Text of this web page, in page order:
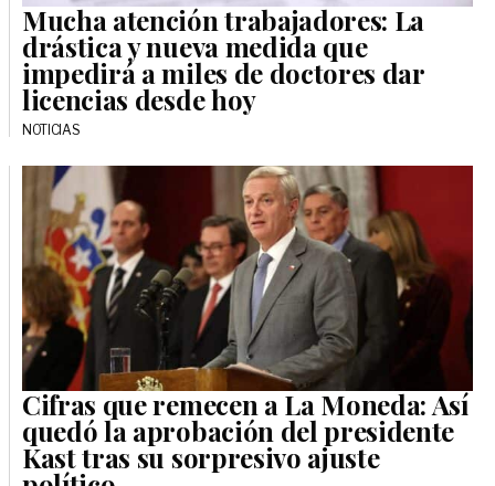
Mucha atención trabajadores: La
drástica y nueva medida que
impedirá a miles de doctores dar
licencias desde hoy
NOTICIAS
Cifras que remecen a La Moneda: Así
quedó la aprobación del presidente
Kast tras su sorpresivo ajuste